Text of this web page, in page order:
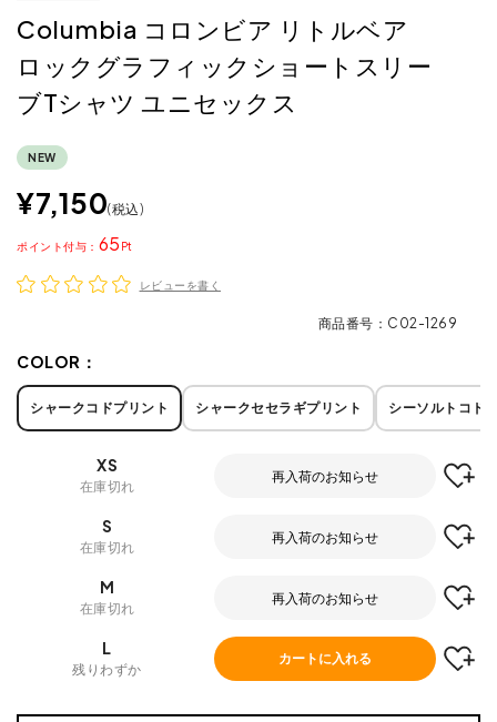
Columbia コロンビア リトルベア
ロックグラフィックショートスリー
ブTシャツ ユニセックス
NEW
¥7,150 税込
65
ポイント
レビューを書く
商品番号 C02-1269
COLOR：
シャークコドプリント シャークセセラギプリント シーソルトコド
XS
在庫切れ
再入荷のお知らせ
S
在庫切れ
再入荷のお知らせ
M
在庫切れ
再入荷のお知らせ
L
残りわずか
カートに入れる